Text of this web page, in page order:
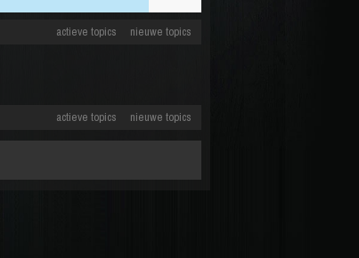
actieve topics nieuwe topics
actieve topics nieuwe topics